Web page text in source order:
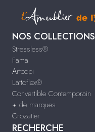
NOS COLLECTIONS
Stressless®
Fama
Artcopi
Lattoflex®
Convertible Contemporain
+ de marques
Crozatier
RECHERCHE